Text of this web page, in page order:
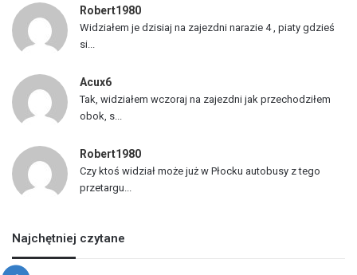
Robert1980
Widziałem je dzisiaj na zajezdni narazie 4 , piaty gdzieś
si...
Acux6
Tak, widziałem wczoraj na zajezdni jak przechodziłem
obok, s...
Robert1980
Czy ktoś widział może już w Płocku autobusy z tego
przetargu...
Najchętniej czytane